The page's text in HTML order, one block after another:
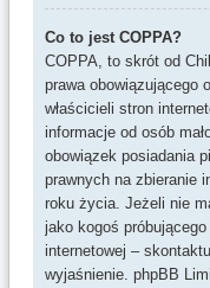
Co to jest COPPA?
COPPA, to skrót od
prawa obowiązującego
właścicieli stron
informacje od osób
obowiązek posiadania
prawnych na zbieranie
roku życia. Jeżeli nie
jako kogoś
internetowej –
wyjaśnienie. phpBB